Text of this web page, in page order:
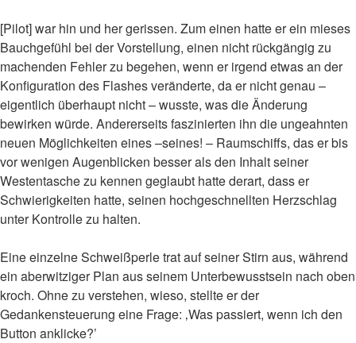
[Pilot] war hin und her gerissen. Zum einen hatte er ein mieses
Bauchgefühl bei der Vorstellung, einen nicht rückgängig zu
machenden Fehler zu begehen, wenn er irgend etwas an der
Konfiguration des Flashes veränderte, da er nicht genau –
eigentlich überhaupt nicht – wusste, was die Änderung
bewirken würde. Andererseits faszinierten ihn die ungeahnten
neuen Möglichkeiten eines –seines! – Raumschiffs, das er bis
vor wenigen Augenblicken besser als den Inhalt seiner
Westentasche zu kennen geglaubt hatte derart, dass er
Schwierigkeiten hatte, seinen hochgeschnellten Herzschlag
unter Kontrolle zu halten.
Eine einzelne Schweißperle trat auf seiner Stirn aus, während
ein aberwitziger Plan aus seinem Unterbewusstsein nach oben
kroch. Ohne zu verstehen, wieso, stellte er der
Gedankensteuerung eine Frage: ‚Was passiert, wenn ich den
Button anklicke?’